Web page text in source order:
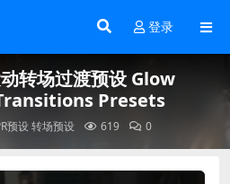
登录
转场过渡预设 Glow
Presets
预设转场预设 619 0